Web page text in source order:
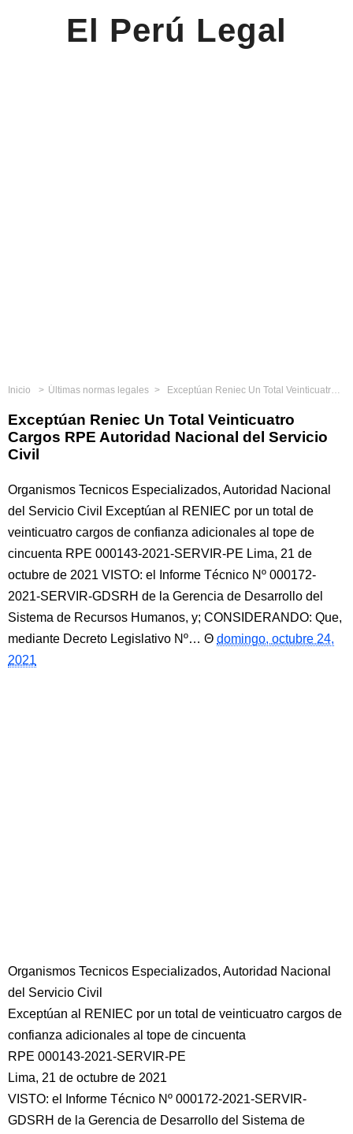
El Perú Legal
Inicio Últimas normas legales Exceptúan Reniec Un Total Veinticuatro Cargos RPE Autoridad Nacional del Servicio Civil
Exceptúan Reniec Un Total Veinticuatro
Cargos RPE Autoridad Nacional del Servicio
Civil
Organismos Tecnicos Especializados, Autoridad Nacional
del Servicio Civil Exceptúan al RENIEC por un total de
veinticuatro cargos de confianza adicionales al tope de
cincuenta RPE 000143-2021-SERVIR-PE Lima, 21 de
octubre de 2021 VISTO: el Informe Técnico Nº 000172-
2021-SERVIR-GDSRH de la Gerencia de Desarrollo del
Sistema de Recursos Humanos, y; CONSIDERANDO: Que,
mediante Decreto Legislativo Nº…
domingo, octubre 24,
2021
Organismos Tecnicos Especializados, Autoridad Nacional
del Servicio Civil
Exceptúan al RENIEC por un total de veinticuatro cargos de
confianza adicionales al tope de cincuenta
RPE 000143-2021-SERVIR-PE
Lima, 21 de octubre de 2021
VISTO: el Informe Técnico Nº 000172-2021-SERVIR-
GDSRH de la Gerencia de Desarrollo del Sistema de